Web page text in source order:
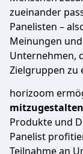
zueinander
Panelisten –
Meinungen
Unternehmen,
Zielgruppen zu
horizoom
mitzugestalten
Produkte und
Panelist
Teilnahme an